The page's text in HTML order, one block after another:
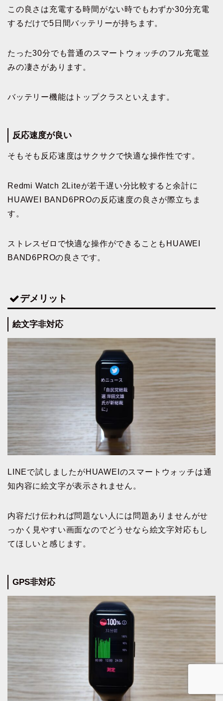
この良さは充電する時間がない時でもわずか30分充電
するだけで5日間バッテリーが持ちます。
たった30分でも普通のスマートウォッチのフル充電並
みの凄さがあります。
バッテリー機能はトップクラスといえます。
反応速度が良い
そもそも反応速度はサクサクで快適な操作性です。
Redmi Watch 2Liteが若干遅い分比較すると余計に
HUAWEI BAND6PROの反応速度の良さが際立ちま
す。
ストレスゼロで快適な操作ができることもHUAWEI
BAND6PROの良さです。
デメリット
絵文字非対応
LINEで試しましたがHUAWEIのスマートウォッチは通
知内容に絵文字が表示されません。
内容だけ伝われば問題ない人には問題ありませんがせ
っかく見やすい画面なのでどうせなら絵文字対応もし
てほしいと感じます。
GPS非対応